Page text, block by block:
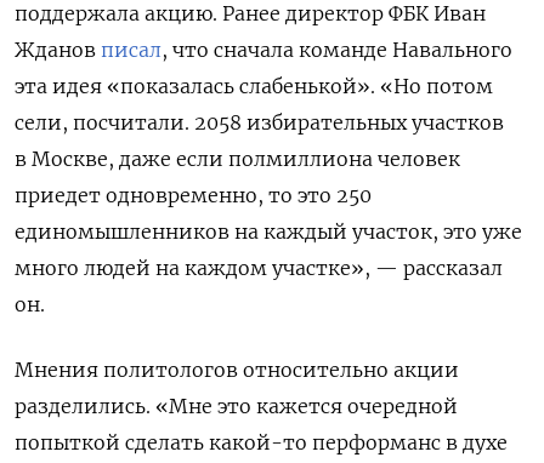
поддержала акцию. Ранее директор ФБК Иван
Жданов писал, что сначала команде Навального
эта идея «показалась слабенькой». «Но потом
сели, посчитали. 2058 избирательных участков
в Москве, даже если полмиллиона человек
приедет одновременно, то это 250
единомышленников на каждый участок, это уже
много людей на каждом участке», — рассказал
он.
Мнения политологов относительно акции
разделились. «Мне это кажется очередной
попыткой сделать какой-то перформанс в духе